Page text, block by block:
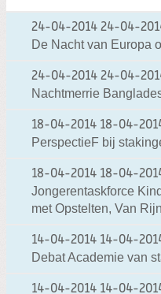
24-04-2014 24-04-
De Nacht van Europa
24-04-2014 24-04-
Nachtmerrie
18-04-2014 18-04-
PerspectieF bij
18-04-2014 18-04-
Jongerentaskforce
met Opstelten, Van
14-04-2014 14-04-
Debat Academie van
14-04-2014 14-04-